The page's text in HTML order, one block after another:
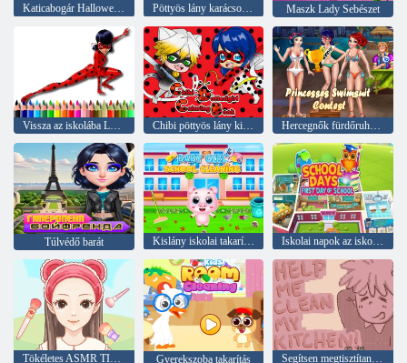
Pöttyös lány karácsonyi vásárlás Maszk Lady Sebészet
Chibi pöttyös lány kifestőkönyv
Túlvédő barát Kislány iskolai takarítás Iskolai napok az iskola első napja
Tökéletes ASMR TIDY Gyerekszoba takarítás Segítsen megtisztítani a konyhámat